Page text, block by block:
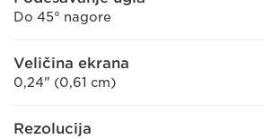
Do 45° nagore
Veličina ekrana
0,24" (0,61 cm)
Rezolucija